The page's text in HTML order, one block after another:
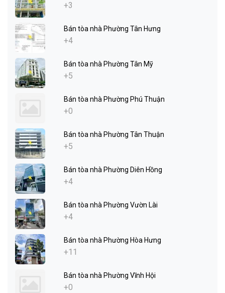
+3
Bán tòa nhà Phường Tân Hưng
+4
Bán tòa nhà Phường Tân Mỹ
+5
Bán tòa nhà Phường Phú Thuận
+0
Bán tòa nhà Phường Tân Thuận
+5
Bán tòa nhà Phường Diên Hồng
+4
Bán tòa nhà Phường Vườn Lài
+4
Bán tòa nhà Phường Hòa Hưng
+11
Bán tòa nhà Phường Vĩnh Hội
+0